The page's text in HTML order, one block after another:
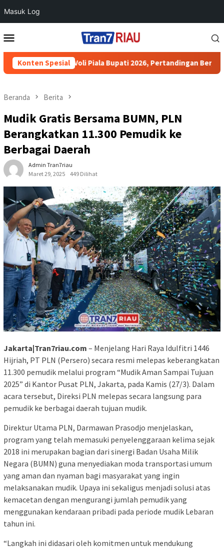
Masuk Log
ke
Mobile
Konten Spesial
Bola Voli Piala Bupati 2026, Pertandingan Berjalan Aman
Beranda Berita
Mudik Gratis Bersama BUMN, PLN
Berangkatkan 11.300 Pemudik ke
Berbagai Daerah
Admin Tran7riau
Maret 29, 2025
449 Dilihat
Jakarta|Tran7riau.com – Menjelang Hari Raya Idulfitri 1446
Hijriah, PT PLN (Persero) secara resmi melepas keberangkatan
11.300 pemudik melalui program “Mudik Aman Sampai Tujuan
2025” di Kantor Pusat PLN, Jakarta, pada Kamis (27/3). Dalam
acara tersebut, Direksi PLN melepas secara langsung para
pemudik ke berbagai daerah tujuan mudik.
Direktur Utama PLN, Darmawan Prasodjo menjelaskan,
program yang telah memasuki penyelenggaraan kelima sejak
2018 ini merupakan bagian dari sinergi Badan Usaha Milik
Negara (BUMN) guna menyediakan moda transportasi umum
yang aman dan nyaman bagi masyarakat yang ingin
melaksanakan mudik. Upaya ini sekaligus menjadi solusi atas
kemacetan dengan mengurangi jumlah pemudik yang
menggunakan kendaraan pribadi pada periode mudik Lebaran
tahun ini.
“Langkah ini didasari oleh komitmen untuk mendukung